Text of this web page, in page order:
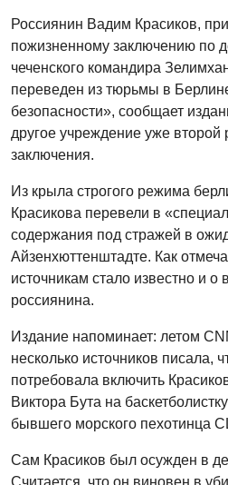
Россиянин Вадим Красиков,
пожизненному заключению по
чеченского командира
переведен из тюрьмы в
безопасности», сообщает
другое учреждение уже второй
заключения.
Из крыла строгого режима
Красикова перевели в
содержания под стражей в
Айзенхюттенштадте. Как
источникам стало известно и
россиянина.
Издание напоминает: летом
несколько источников писала,
потребовала включить
Виктора Бута на
бывшего морского пехотинца
Сам Красиков был осужден в
Считается, что он виновен в